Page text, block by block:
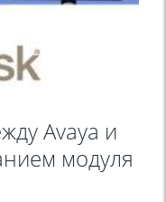
Avaya и
модуля